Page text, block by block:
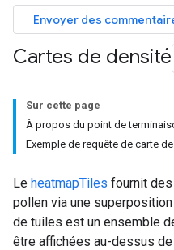
Envoyer des
Cartes de densité
Sur cette page
À propos du point de
Exemple de requête de carte
Le heatmapTiles fournit
pollen via une
de tuiles est un ensemble
être affichées au-dessus